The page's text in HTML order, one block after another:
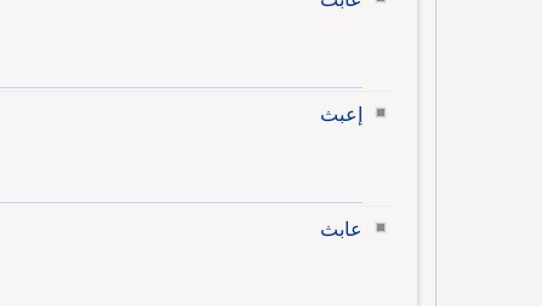
إعبث
عابث